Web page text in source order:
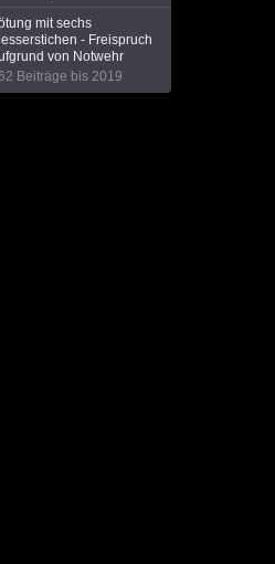
mit sechs
- Freispruch
von Notwehr
Beiträge bis 2019